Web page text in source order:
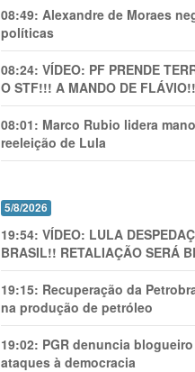
08:49: Alexandre de Moraes
políticas
08:24: VÍDEO: PF PRENDE
O STF!!! A MANDO DE
08:01: Marco Rubio lidera
reeleição de Lula
5/8/2026
19:54: VÍDEO: LULA
BRASIL!! RETALIAÇÃO SERÁ
19:15: Recuperação da
na produção de petróleo
19:02: PGR denuncia
ataques à democracia